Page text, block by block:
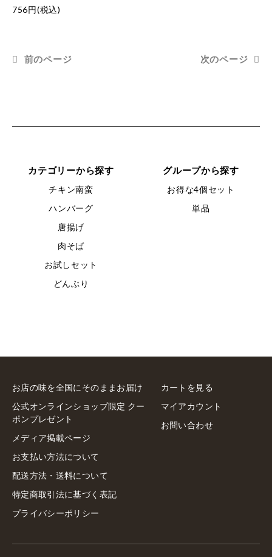
756円(税込)
前のページ 次のページ
カテゴリーから探す
チキン南蛮
ハンバーグ
唐揚げ
肉そば
お試しセット
どんぶり
グループから探す
お得な4個セット
単品
お店の味を全国にそのままお届け
公式オンラインショップ限定 クー
ポンプレゼント
メディア掲載ページ
お支払い方法について
配送方法・送料について
特定商取引法に基づく表記
プライバシーポリシー
カートを見る
マイアカウント
お問い合わせ